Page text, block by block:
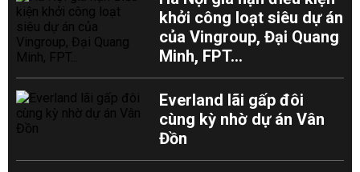
khởi công loạt siêu dự án
của Vingroup, Đại Quang
Minh, FPT...
Everland lãi gấp đôi
cùng kỳ nhờ dự án Vân
Đồn